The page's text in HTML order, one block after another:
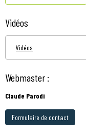
Vidéos
Vidéos
Webmaster :
Claude Parodi
Formulaire de contact